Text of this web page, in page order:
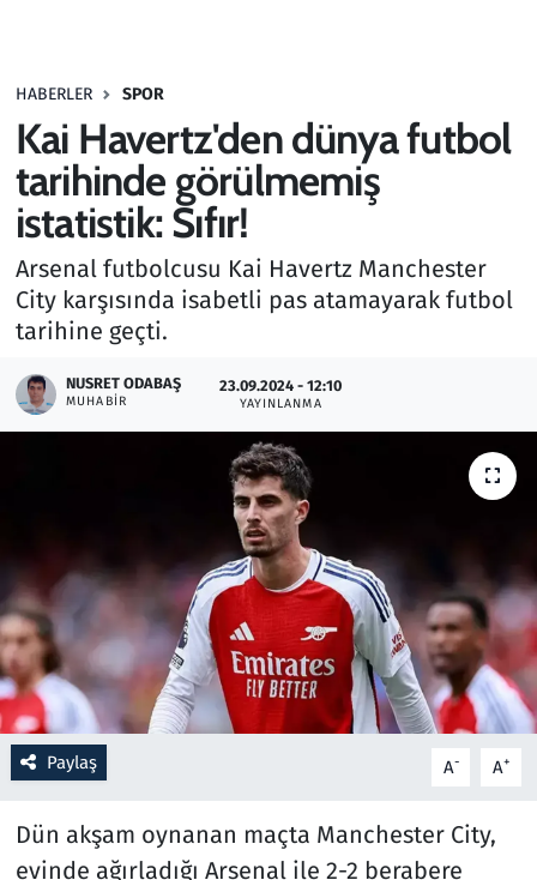
HABERLER SPOR
Kai Havertz'den dünya futbol
tarihinde görülmemiş
istatistik: Sıfır!
Arsenal futbolcusu Kai Havertz Manchester
City karşısında isabetli pas atamayarak futbol
tarihine geçti.
NUSRET ODABAŞ
MUHABIR
23.09.2024 - 12:10
YAYINLANMA
Paylaş A- A+
Dün akşam oynanan maçta Manchester City,
evinde ağırladığı Arsenal ile 2-2 berabere
Haber
Kültür Sanat
Kurumsal Haberler
Lezzet Durağı
Memur ve Kamu
Otomobil
Resmi İlanlar
Rüya Tabirleri
Sağlık
Savunma Sanayi
Seçim 2023